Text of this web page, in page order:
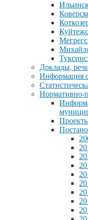
Доклады,
Информация о
Нормативно-